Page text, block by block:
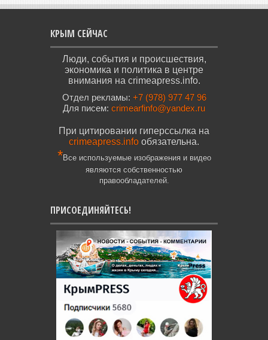
КРЫМ СЕЙЧАС
Люди, события и происшествия,
экономика и политика в центре
внимания на crimeapress.info.
Отдел рекламы: +7 (978) 977 47 96
Для писем: crimearfinfo@yandex.ru
При цитировании гиперссылка на
crimeapress.info обязательна.
*Все используемые изображения и видео
являются собственностью
правообладателей.
ПРИСОЕДИНЯЙТЕСЬ!